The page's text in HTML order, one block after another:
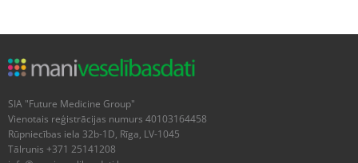
SIA "Future Medicine Group"
Vienotais reģistrācijas numurs 40103164458
Rūpniecības iela 32b-1D, Rīga, LV-1045
Tālrunis +371 25141208